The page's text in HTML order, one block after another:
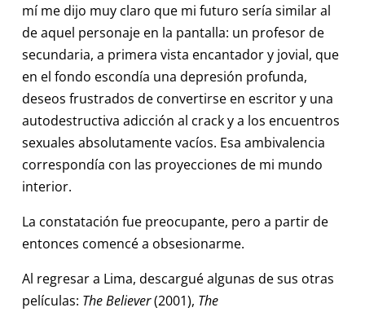
mí me dijo muy claro que mi futuro sería similar al
de aquel personaje en la pantalla: un profesor de
secundaria, a primera vista encantador y jovial, que
en el fondo escondía una depresión profunda,
deseos frustrados de convertirse en escritor y una
autodestructiva adicción al crack y a los encuentros
sexuales absolutamente vacíos. Esa ambivalencia
correspondía con las proyecciones de mi mundo
interior.
La constatación fue preocupante, pero a partir de
entonces comencé a obsesionarme.
Al regresar a Lima, descargué algunas de sus otras
películas: The Believer(2001), The